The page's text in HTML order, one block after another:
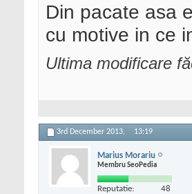
Din pacate asa
cu motive in ce
Ultima modificare
3rd December 2013, 13:19
Marius Morariu
Membru SeoPedia
Reputatie: 48